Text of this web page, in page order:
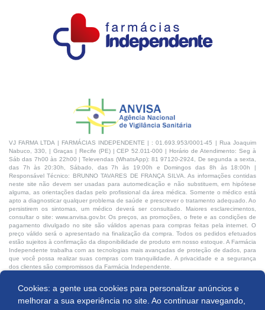
Comprar
Cookies: a gente usa cookies para personalizar anúncios e
melhorar a sua experiência no site. Ao continuar navegando,
VJ FARMA LTDA | FARMÁCIAS INDEPENDENTE | : 01.693.953/0001-45 | Rua Joaquim
Nabuco, 330, | Graças | Recife (PE) | CEP 52.011-000 | Horário de Atendimento: Seg à
Sáb das 7h00 às 22h00 | Televendas (WhatsApp): 81 97120-2924, De segunda a sexta,
das 7h às 20:30h, Sábado, das 7h às 19:00h e Domingos das 8h às 18:00h |
Responsável Técnico: BRUNNO TAVARES DE FRANÇA SILVA. As informações contidas
neste site não devem ser usadas para automedicação e não substituem, em hipótese
alguma, as orientações dadas pelo profissional da área médica. Somente o médico está
apto a diagnosticar qualquer problema de saúde e prescrever o tratamento adequado. Ao
persistirem os sintomas, um médico deverá ser consultado. Maiores esclarecimentos,
consultar o site: www.anvisa.gov.br. Os preços, as promoções, o frete e as condições de
pagamento divulgado no site são válidos apenas para compras feitas pela internet. O
preço válido será o apresentado na finalização da compra. Todos os pedidos efetuados
estão sujeitos à confirmação da disponibilidade de produto em nosso estoque. A Farmácia
Independente trabalha com as tecnologias mais avançadas de proteção de dados, para
que você possa realizar suas compras com tranquilidade. A privacidade e a segurança
dos clientes são compromissos da Farmácia Independente.
Desenvolvido por: